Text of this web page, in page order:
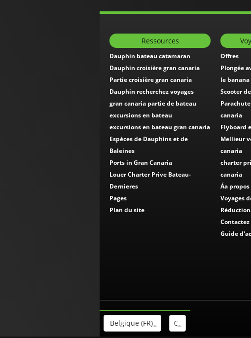
Ressources
Dauphin bateau catamaran
Dauphin croisière gran canaria
Partie croisière gran canaria
Dauphin recherchez voyages
gran canaria partie de bateau
excursions en bateau
excursions en bateau gran canaria
Espèces de Dauphins et de
Baleines
Ports in Gran Canaria
Louer Charter Prive Bateau-
Dernieres
Pages
Plan du site
Offres
Plongée
le
Scooter
canaria
Flyboard
Mellieur
canaria
charter
canaria
Áa
Voyages
Guide
Belgique (FR) €